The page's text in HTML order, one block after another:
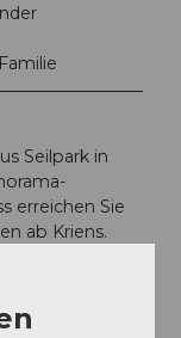
Seilpark in
erreichen Sie
ab Kriens.